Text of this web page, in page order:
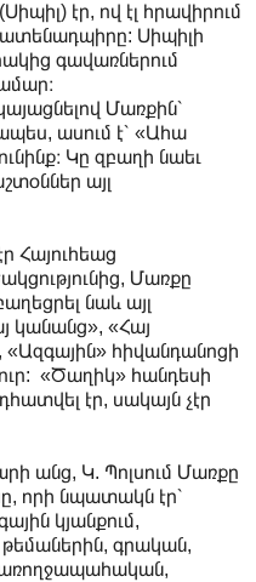
էր, ով էլ հրավիրում
ատենադպիրը: Սիպիլի
գավառներում
Մառքին՝
ասում է՝ «Ահա
Կը զբաղի նաեւ
այլ
Հայուհեաց
Մառքը
նաև այլ
կանանց», «Հայ
«Ազգային» հիվանդանոցի
«Ծաղիկ» հանդեսի
էր, սակայն չէր
անց, Կ. Պոլսում Մառքը
որի նպատակն էր՝
կյանքում,
գրական,